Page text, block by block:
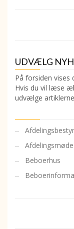
UDVÆLG
På forsiden vises
Hvis du vil læse
udvælge
Afdelingsmøde
Beboerhus